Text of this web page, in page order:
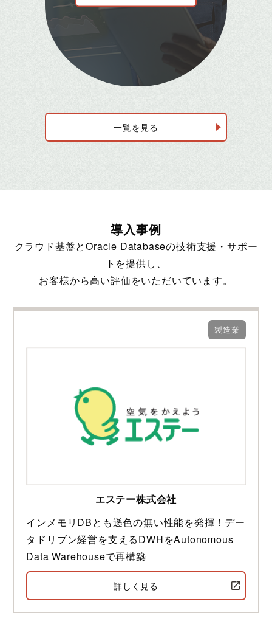
一覧を見る
導入事例
クラウド基盤とOracle Databaseの技術支援・サポー
トを提供し、
お客様から高い評価をいただいています。
製造業
エステー株式会社
インメモリDBとも遜色の無い性能を発揮！デー
タドリブン経営を支えるDWHをAutonomous
Data Warehouseで再構築
詳しく見る